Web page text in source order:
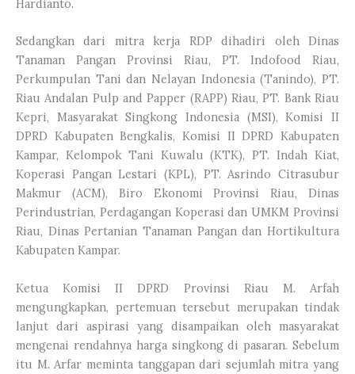
Hardianto.
Sedangkan dari mitra kerja RDP dihadiri oleh Dinas
Tanaman Pangan Provinsi Riau, PT. Indofood Riau,
Perkumpulan Tani dan Nelayan Indonesia (Tanindo), PT.
Riau Andalan Pulp and Papper (RAPP) Riau, PT. Bank Riau
Kepri, Masyarakat Singkong Indonesia (MSI), Komisi II
DPRD Kabupaten Bengkalis, Komisi II DPRD Kabupaten
Kampar, Kelompok Tani Kuwalu (KTK), PT. Indah Kiat,
Koperasi Pangan Lestari (KPL), PT. Asrindo Citrasubur
Makmur (ACM), Biro Ekonomi Provinsi Riau, Dinas
Perindustrian, Perdagangan Koperasi dan UMKM Provinsi
Riau, Dinas Pertanian Tanaman Pangan dan Hortikultura
Kabupaten Kampar.
Ketua Komisi II DPRD Provinsi Riau M. Arfah
mengungkapkan, pertemuan tersebut merupakan tindak
lanjut dari aspirasi yang disampaikan oleh masyarakat
mengenai rendahnya harga singkong di pasaran. Sebelum
itu M. Arfar meminta tanggapan dari sejumlah mitra yang